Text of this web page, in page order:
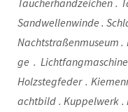
Tau­cher­hand­zei­chen .
Sand­wel­len­win­de .
Nacht­stra­ßen­mu­se­um
ge .
Holz­steg­fe­der .
acht­bild . Kup­pel­werk .